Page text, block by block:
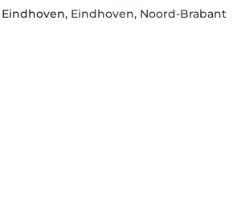
, Eindhoven, Noord-Brabant